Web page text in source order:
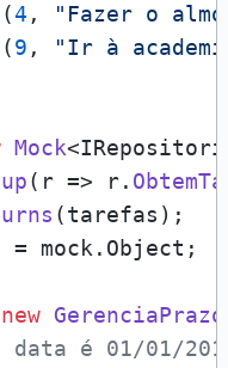
(4 ,
"Fazer o
(9 ,
"Ir à
Mock
(r => r.
(tarefas);
mock.Object;
new
é 01/01/